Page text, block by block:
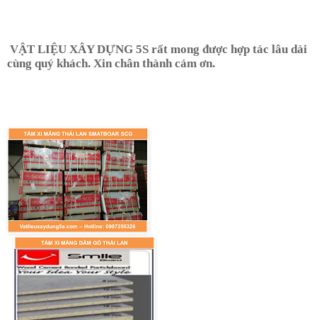
VẬT LIỆU XÂY DỰNG 5S rất mong được hợp tác lâu dài
cùng quý khách. Xin chân thành cảm ơn.